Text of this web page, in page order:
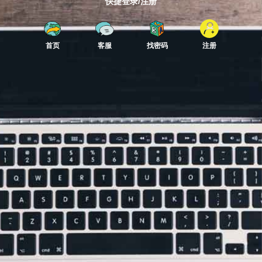
首页 客服 找密码 注册